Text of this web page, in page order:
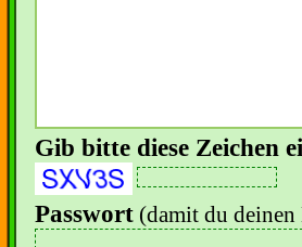
Gib bitte diese Zeichen
Passwort (damit du